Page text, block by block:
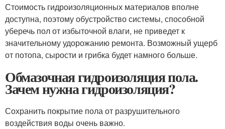
Стоимость гидроизоляционных материалов вполне
доступна, поэтому обустройство системы, способной
уберечь пол от избыточной влаги, не приведет к
значительному удорожанию ремонта. Возможный ущерб
от потопа, сырости и грибка будет намного больше.
Обмазочная гидроизоляция пола.
Зачем нужна гидроизоляция?
Сохранить покрытие пола от разрушительного
воздействия воды очень важно.